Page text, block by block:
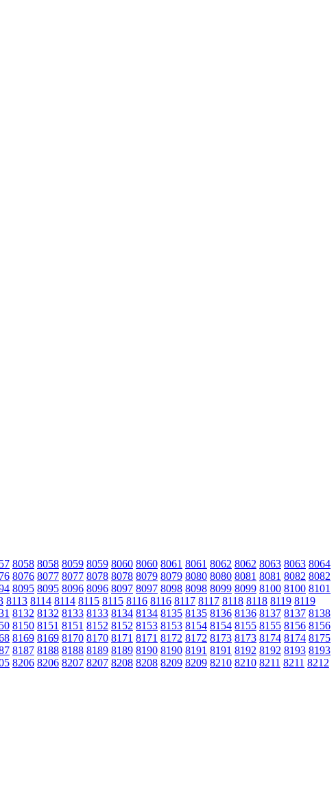
8058 8058 8059 8059 8060 8060 8061 8061 8062 8062 8063 8063 8064
8076 8077 8077 8078 8078 8079 8079 8080 8080 8081 8081 8082 8082
8095 8095 8096 8096 8097 8097 8098 8098 8099 8099 8100 8100 8101
8113 8114 8114 8115 8115 8116 8116 8117 8117 8118 8118 8119 8119
8132 8132 8133 8133 8134 8134 8135 8135 8136 8136 8137 8137 8138
8150 8151 8151 8152 8152 8153 8153 8154 8154 8155 8155 8156 8156
8169 8169 8170 8170 8171 8171 8172 8172 8173 8173 8174 8174 8175
8187 8188 8188 8189 8189 8190 8190 8191 8191 8192 8192 8193 8193
8206 8206 8207 8207 8208 8208 8209 8209 8210 8210 8211 8211 8212